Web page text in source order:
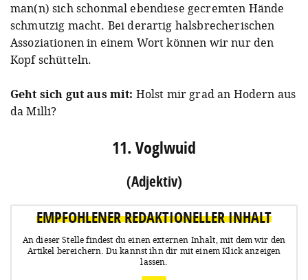
man(n) sich schonmal ebendiese gecremten Hände
schmutzig macht. Bei derartig halsbrecherischen
Assoziationen in einem Wort können wir nur den
Kopf schütteln.
Geht sich gut aus mit: Holst mir grad an Hodern aus
da Milli?
11. Voglwuid
(Adjektiv)
EMPFOHLENER REDAKTIONELLER INHALT
An dieser Stelle findest du einen externen Inhalt, mit dem wir den
Artikel bereichern. Du kannst ihn dir mit einem Klick anzeigen
lassen.